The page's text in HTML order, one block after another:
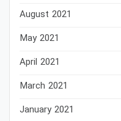
August 2021
May 2021
April 2021
March 2021
January 2021